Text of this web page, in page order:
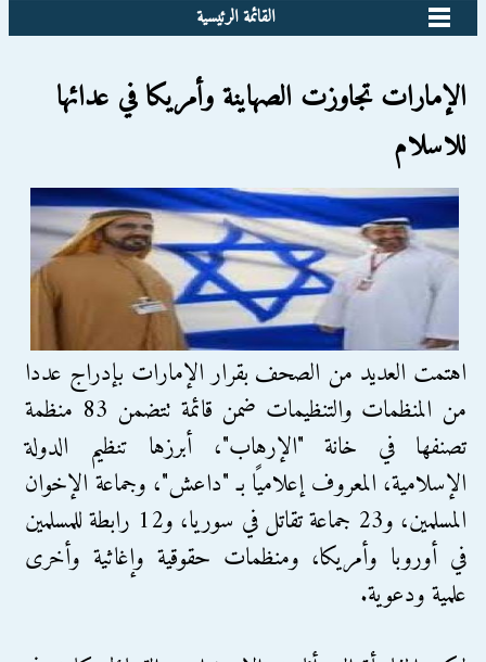
القائمة الرئيسية
الإمارات تجاوزت الصهاينة وأمريكا في عدائها
للاسلام
اهتمت العديد من الصحف بقرار الإمارات بإدراج عددا
من المنظمات والتنظيمات ضمن قائمة تتضمن 83 منظمة
تصنفها في خانة "الإرهاب"، أبرزها تنظيم الدولة
الإسلامية، المعروف إعلاميًا بـ "داعش"، وجماعة الإخوان
المسلمين، و23 جماعة تقاتل في سوريا، و12 رابطة للمسلمين
في أوروبا وأمريكا، ومنظمات حقوقية وإغاثية وأخرى
علمية ودعوية.